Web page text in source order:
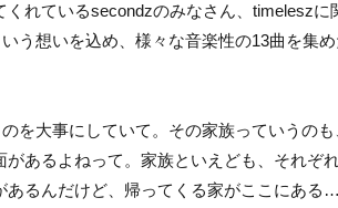
くれているsecondzのみなさん、timeleszに
う想いを込め、様々な音楽性の13曲を集
のを大事にしていて。その家族っていうの
あるよねって。家族といえども、それぞ
あるんだけど、帰ってくる家がここにあ